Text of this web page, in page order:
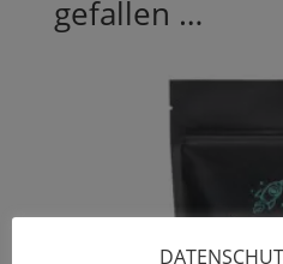
gefallen …